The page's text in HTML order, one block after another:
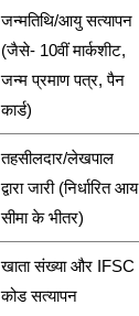
जन्मतिथि/आयु सत्यापन
(जैसे- 10वीं मार्कशीट,
जन्म प्रमाण पत्र, पैन
कार्ड)
तहसीलदार/लेखपाल
द्वारा जारी (निर्धारित आय
सीमा के भीतर)
खाता संख्या और IFSC
कोड सत्यापन